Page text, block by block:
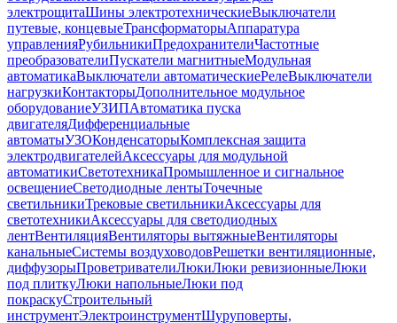
электрощитаШины электротехническиеВыключатели
путевые, концевыеТрансформаторыАппаратура
управленияРубильникиПредохранителиЧастотные
преобразователиПускатели магнитныеМодульная
автоматикаВыключатели автоматическиеРелеВыключатели
нагрузкиКонтакторыДополнительное модульное
оборудованиеУЗИПАвтоматика пуска
двигателяДифференциальные
автоматыУЗОКонденсаторыКомплексная защита
электродвигателейАксессуары для модульной
автоматикиСветотехникаПромышленное и сигнальное
освещениеСветодиодные лентыТочечные
светильникиТрековые светильникиАксессуары для
светотехникиАксессуары для светодиодных
лентВентиляцияВентиляторы вытяжныеВентиляторы
канальныеСистемы воздуховодовРешетки вентиляционные,
диффузорыПроветривателиЛюкиЛюки ревизионныеЛюки
под плиткуЛюки напольныеЛюки под
покраскуСтроительный
инструментЭлектроинструментШуруповерты,